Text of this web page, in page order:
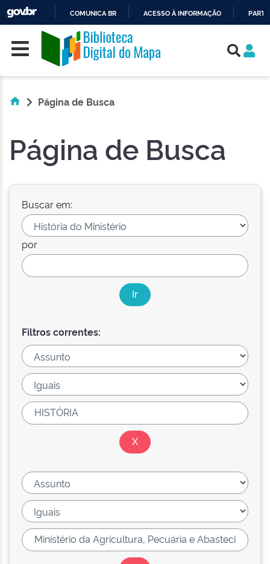
O
CONTEÚDO
COMUNICA BR ACESSO À INFORMAÇÃO
Skip navigation
Página de Busca
Página de Busca
Buscar em:
por
Filtros correntes: